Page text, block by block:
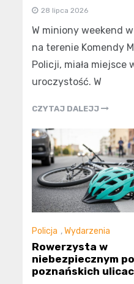
28 lipca 2026
W miniony weekend
na terenie Komendy
Policji, miała miejsce
uroczystość. W
CZYTAJ DALEJJ
Policja ,Wydarzenia
Rowerzysta w
niebezpiecznym
poznańskich